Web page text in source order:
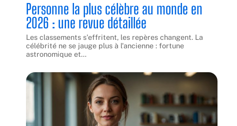
Personne la plus célèbre au monde en
2026 : une revue détaillée
Les classements s'effritent, les repères changent. La
célébrité ne se jauge plus à l'ancienne : fortune
astronomique et…